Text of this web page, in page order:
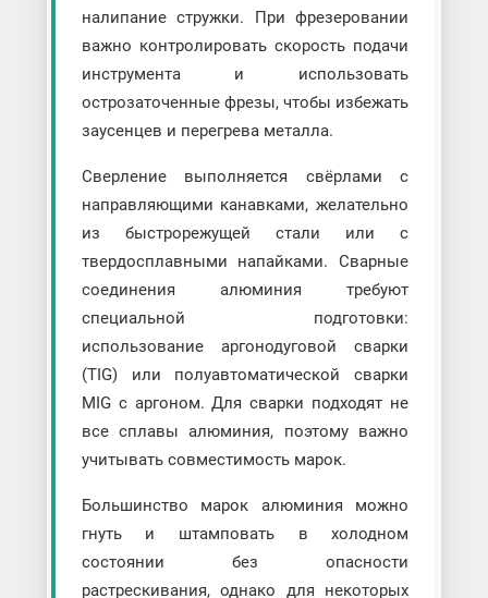
налипание стружки. При фрезеровании
важно контролировать скорость подачи
инструмента и использовать
острозаточенные фрезы, чтобы избежать
заусенцев и перегрева металла.
Сверление выполняется свёрлами с
направляющими канавками, желательно
из быстрорежущей стали или с
твердосплавными напайками. Сварные
соединения алюминия требуют
специальной подготовки:
использование аргонодуговой сварки
(TIG) или полуавтоматической сварки
MIG с аргоном. Для сварки подходят не
все сплавы алюминия, поэтому важно
учитывать совместимость марок.
Большинство марок алюминия можно
гнуть и штамповать в холодном
состоянии без опасности
растрескивания, однако для некоторых